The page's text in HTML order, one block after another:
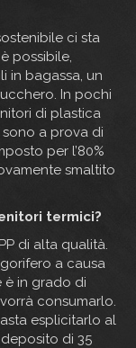
ci sta
possibile,
in bagassa, un
In pochi
di plastica
sono a prova di
per l’80%
smaltito
termici?
di alta qualità.
a causa
è in grado di
consumarlo.
esplicitarlo al
di 35